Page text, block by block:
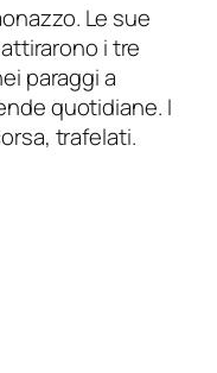
Le sue
i tre
paraggi a
quotidiane. I
trafelati.